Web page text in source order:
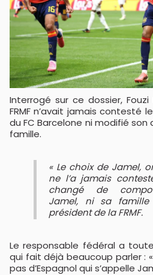
Interrogé sur ce dossier, Fouzi Lekjaa a assuré que la
FRMF n’avait jamais contesté
du FC Barcelone ni modifié
famille.
« Le choix de Jamel,
ne l’a jamais
changé de
Jamel, ni sa
président de la FRMF.
Le responsable fédéral a
qui fait déjà beaucoup parler :
pas d’Espagnol qui s’appelle